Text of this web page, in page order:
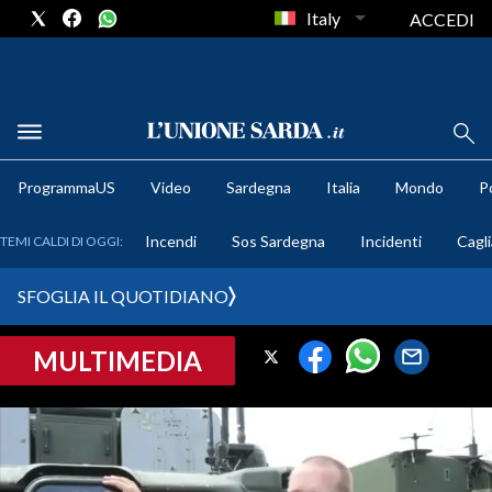
METEO
CRONACA SARDEGNA
PROVINCIA DI CAGLIARI
SULCIS IGLESIENTE
Italy ACCEDI
ProgrammaUS Video Sardegna Italia Mondo
TEMI CALDI DI OGGI: Incendi Sos Sardegna Incidenti
SFOGLIA IL QUOTIDIANO
MULTIMEDIA